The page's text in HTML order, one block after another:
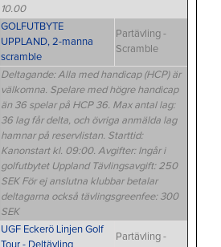
10.00
GOLFUTBYTE
UPPLAND, 2-manna
scramble
Partävling -
Scramble
Deltagande: Alla med handicap (HCP) är
välkomna. Spelare med högre handicap
än 36 spelar på HCP 36. Max antal lag:
36 lag får delta, och övriga anmälda lag
hamnar på reservlistan. Starttid:
Kanonstart kl. 09:00. Avgifter: Ingår i
golfutbytet Uppland Tävlingsavgift: 250
SEK För ej anslutna klubbar betalar
deltagarna också tävlingsgreenfee: 300
SEK
UGF Eckerö Linjen Golf
Tour - Deltävling
Partävling -